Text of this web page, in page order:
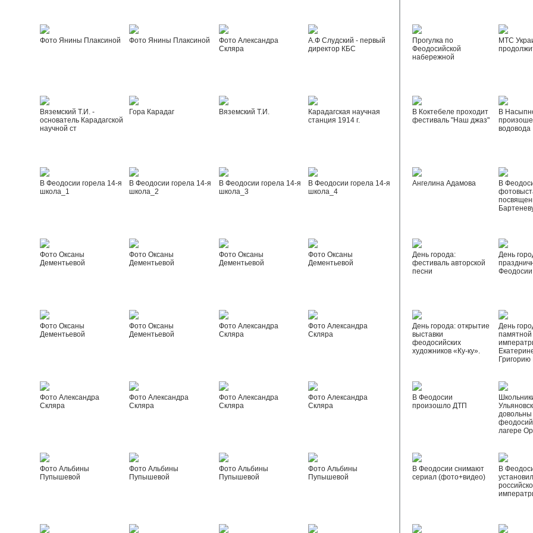
Фото Янины Плаксиной Фото Янины Плаксиной
Фото Александра
Скляра
А.Ф Слудский - первый
директор КБС
Вяземский Т.И. -
основатель Карадагской
научной ст
Гора Карадаг Вяземский Т.И.
Карадагская научная
станция 1914 г.
В Феодосии горела 14-я
школа_1
В Феодосии горела 14-я
школа_2
В Феодосии горела 14-я
школа_3
В Феодосии горела 14-я
школа_4
Фото Оксаны
Дементьевой
Фото Оксаны
Дементьевой
Фото Оксаны
Дементьевой
Фото Оксаны
Дементьевой
Фото Оксаны
Дементьевой
Фото Оксаны
Дементьевой
Фото Александра
Скляра
Фото Александра
Скляра
Фото Александра
Скляра
Фото Александра
Скляра
Фото Александра
Скляра
Фото Александра
Скляра
Фото Альбины
Пупышевой
Фото Альбины
Пупышевой
Фото Альбины
Пупышевой
Фото Альбины
Пупышевой
Прогулка по
Феодосийской
набережной
МТС
В Коктебеле проходит
фестиваль "Наш джаз"
В
водовода
Ангелина Адамова
В
День города:
фестиваль авторской
песни
День
Феодосии
День города: открытие
выставки
феодосийских
художников «Ку-ку».
День
памятной
В Феодосии
произошло ДТП
лагере
В Феодосии снимают
сериал (фото+видео)
В